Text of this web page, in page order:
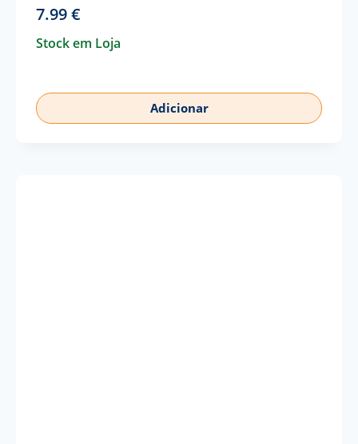
7.99€
Stock em Loja
Adicionar